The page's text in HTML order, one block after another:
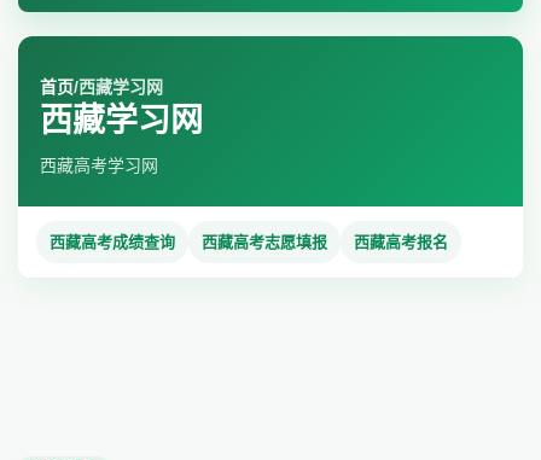
首页/西藏学习网
西藏学习网
西藏高考学习网
西藏高考成绩查询 西藏高考志愿填报 西藏高考报名